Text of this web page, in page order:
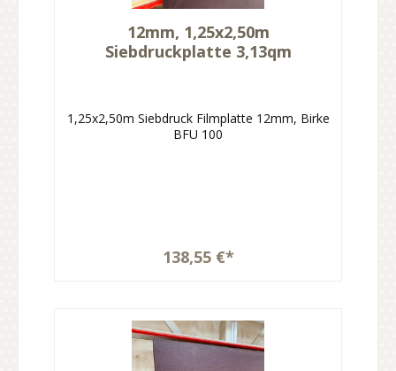
12mm, 1,25x2,50m
Siebdruckplatte 3,13qm
1,25x2,50m Siebdruck Filmplatte 12mm, Birke
BFU 100
138,55 €*